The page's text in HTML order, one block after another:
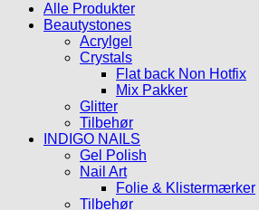
flere
varianter.
Mulighederne
varesiden
Alle Produkter
Beautystones
Acrylgel
Crystals
Flat back Non Hotfix
Mix Pakker
Glitter
Tilbehør
INDIGO NAILS
Gel Polish
Nail Art
Folie & Klistermærker
Tilbehør